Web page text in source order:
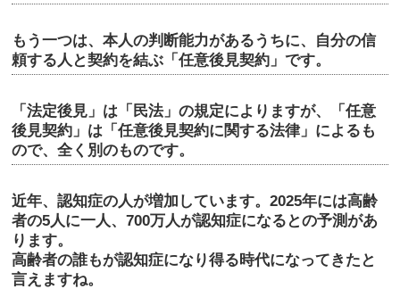
もう一つは、本人の判断能力があるうちに、自分の信
頼する人と契約を結ぶ「任意後見契約」です。
「法定後見」は「民法」の規定によりますが、「任意
後見契約」は「任意後見契約に関する法律」によるも
ので、全く別のものです。
近年、認知症の人が増加しています。2025年には高齢
者の5人に一人、700万人が認知症になるとの予測があ
ります。
高齢者の誰もが認知症になり得る時代になってきたと
言えますね。